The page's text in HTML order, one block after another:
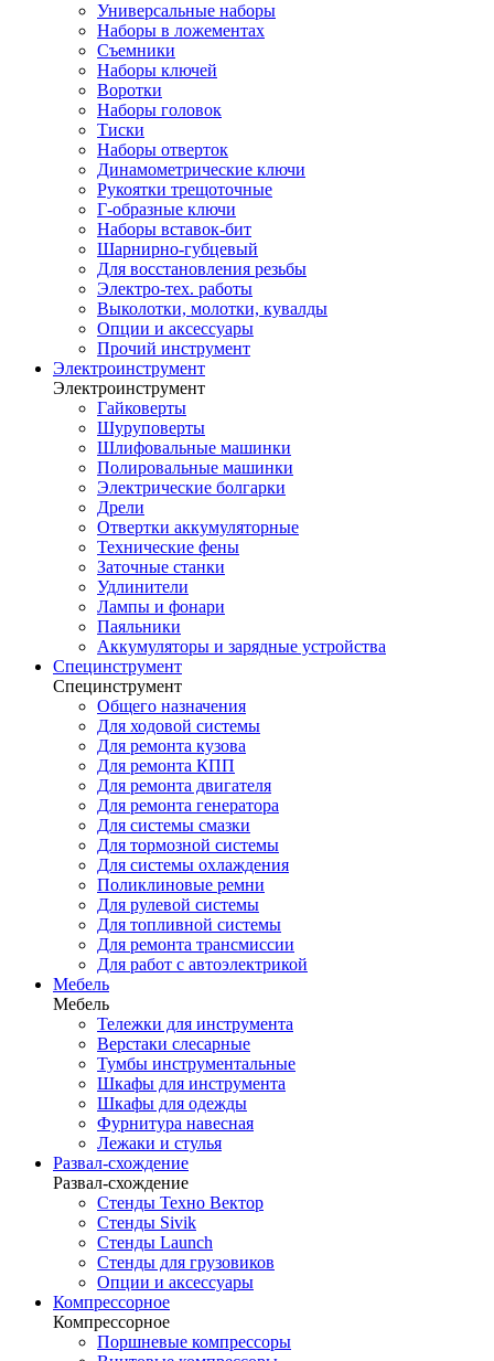
Универсальные наборы
Наборы в ложементах
Съемники
Наборы ключей
Воротки
Наборы головок
Тиски
Наборы отверток
Динамометрические ключи
Рукоятки трещоточные
Г-образные ключи
Наборы вставок-бит
Шарнирно-губцевый
Для восстановления резьбы
Электро-тех. работы
Выколотки, молотки, кувалды
Опции и аксессуары
Прочий инструмент
Электроинструмент
Электроинструмент
Гайковерты
Шуруповерты
Шлифовальные машинки
Полировальные машинки
Электрические болгарки
Дрели
Отвертки аккумуляторные
Технические фены
Заточные станки
Удлинители
Лампы и фонари
Паяльники
Аккумуляторы и зарядные устройства
Специнструмент
Специнструмент
Общего назначения
Для ходовой системы
Для ремонта кузова
Для ремонта КПП
Для ремонта двигателя
Для ремонта генератора
Для системы смазки
Для тормозной системы
Для системы охлаждения
Поликлиновые ремни
Для рулевой системы
Для топливной системы
Для ремонта трансмиссии
Для работ с автоэлектрикой
Мебель
Мебель
Тележки для инструмента
Верстаки слесарные
Тумбы инструментальные
Шкафы для инструмента
Шкафы для одежды
Фурнитура навесная
Лежаки и стулья
Развал-схождение
Развал-схождение
Стенды Техно Вектор
Стенды Sivik
Стенды Launch
Стенды для грузовиков
Опции и аксессуары
Компрессорное
Компрессорное
Поршневые компрессоры